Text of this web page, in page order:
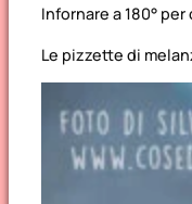
Infornare a 180°
Le pizzette di